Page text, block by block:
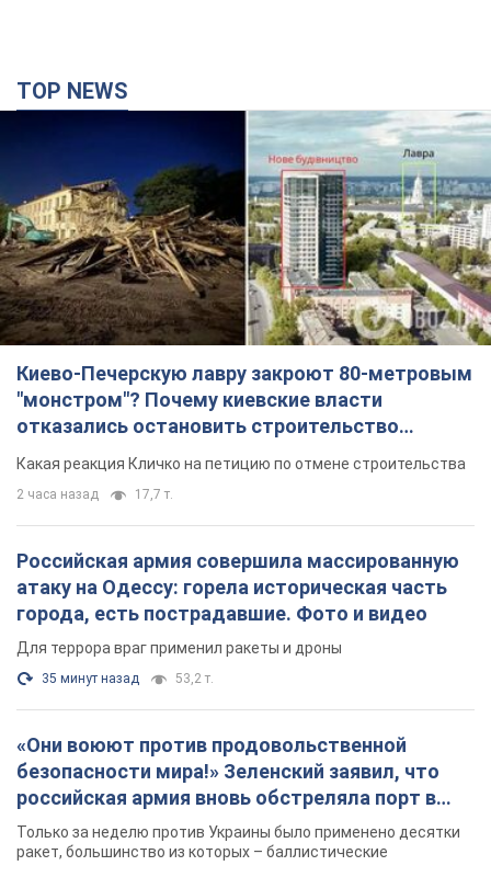
TOP NEWS
Киево-Печерскую лавру закроют 80-метровым
"монстром"? Почему киевские власти
отказались остановить строительство
небоскреба "московского верующего"
Какая реакция Кличко на петицию по отмене строительства
2 часа назад 17,7 т.
Российская армия совершила массированную
атаку на Одессу: горела историческая часть
города, есть пострадавшие. Фото и видео
Для террора враг применил ракеты и дроны
35 минут назад 53,2 т.
«Они воюют против продовольственной
безопасности мира!» Зеленский заявил, что
российская армия вновь обстреляла порт в
Одессе
Только за неделю против Украины было применено десятки
ракет, большинство из которых – баллистические